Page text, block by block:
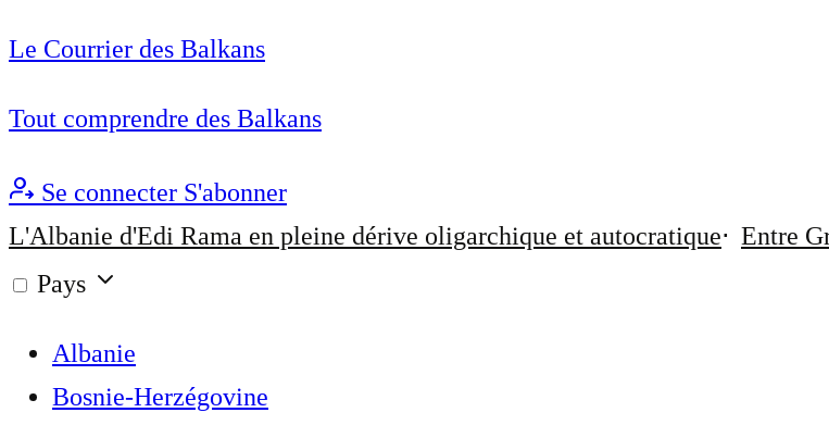
Le Courrier des Balkans
Tout comprendre des Balkans
Se connecter S'abonner
L'Albanie d'Edi Rama en pleine dérive oligarchique et autocratique
Entre
Pays
Albanie
Bosnie-Herzégovine